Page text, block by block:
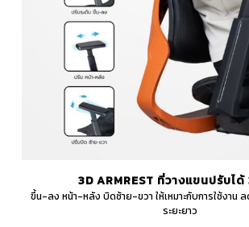
3D ARMREST ที่วางแขนปรับไ
ขึ้น-ลง หน้า-หลัง บิดซ้าย-ขวา ให้เหมาะกับการใช้งาน
ระยะยาว